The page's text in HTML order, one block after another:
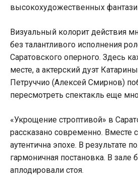
высокохудожественных
Визуальный колорит действия
без талантливого исполнения
Саратовского оперного. Здесь
месте, а актерский дуэт
Петруччио (Алексей Смирнов)
пересмотреть спектакль еще
«Укрощение строптивой» в
рассказано современно. Вместе
аутентична эпохе. В результате
гармоничная постановка. В зале
аплодировали стоя.